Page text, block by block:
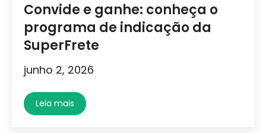
Convide e ganhe: conheça o
programa de indicação da
SuperFrete
junho 2, 2026
Leia mais